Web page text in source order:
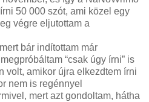
50 000 szót, ami közel egy
végre eljutottam a
bár indítottam már
“csak úgy írni” is
volt, amikor újra elkezdtem írni
nem is regénnyel
mert azt gondoltam, hátha